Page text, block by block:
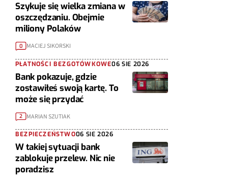
Szykuje się wielka zmiana w
oszczędzaniu. Obejmie
miliony Polaków
0 MACIEJ SIKORSKI
PŁATNOŚCI BEZGOTÓWKOWE06 SIE 2026
Bank pokazuje, gdzie
zostawiłeś swoją kartę. To
może się przydać
2 MARIAN SZUTIAK
BEZPIECZEŃSTWO06 SIE 2026
W takiej sytuacji bank
zablokuje przelew. Nic nie
poradzisz